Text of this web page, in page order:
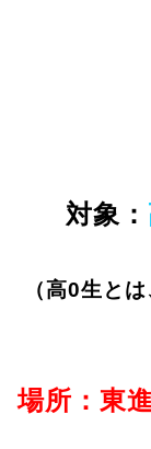
対象：
（高0生と
場所：東